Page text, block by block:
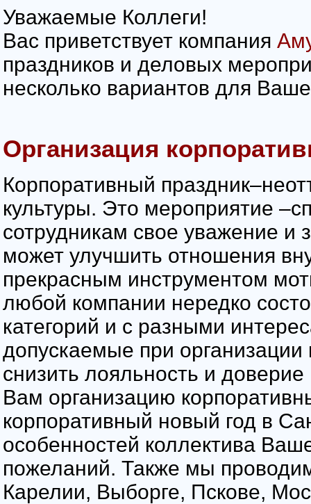
Уважаемые Коллеги!
Вас приветствует компания
праздников и деловых
несколько вариантов для
Организация
Корпоративный
культуры. Это мероприятие
сотрудникам свое уважение и
может улучшить отношения
прекрасным инструментом
любой компании нередко
категорий и с разными
допускаемые при организации
снизить лояльность и
Вам организацию
корпоративный новый год в
особенностей коллектива
пожеланий. Также мы
Карелии, Выборге, Пскове,